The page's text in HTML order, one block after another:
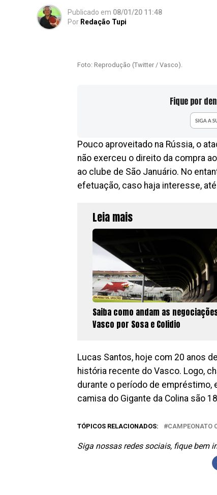
Publicado em 08/01/20 11:48
Por Redação Tupi
Foto: Reprodução (Twitter / Vasco).
Fique por
Pouco aproveitado na Rússia, o
não exerceu o direito da compra
ao clube de São Januário. No
efetuação, caso haja interesse,
Leia mais
Saiba como andam as
Vasco por Sosa e Colidio
Lucas Santos, hoje com 20 anos
história recente do Vasco. Logo,
durante o período de empréstimo,
camisa do Gigante da Colina são
TÓPICOS RELACIONADOS: CAMPEONATO
Siga nossas redes sociais, fique bem